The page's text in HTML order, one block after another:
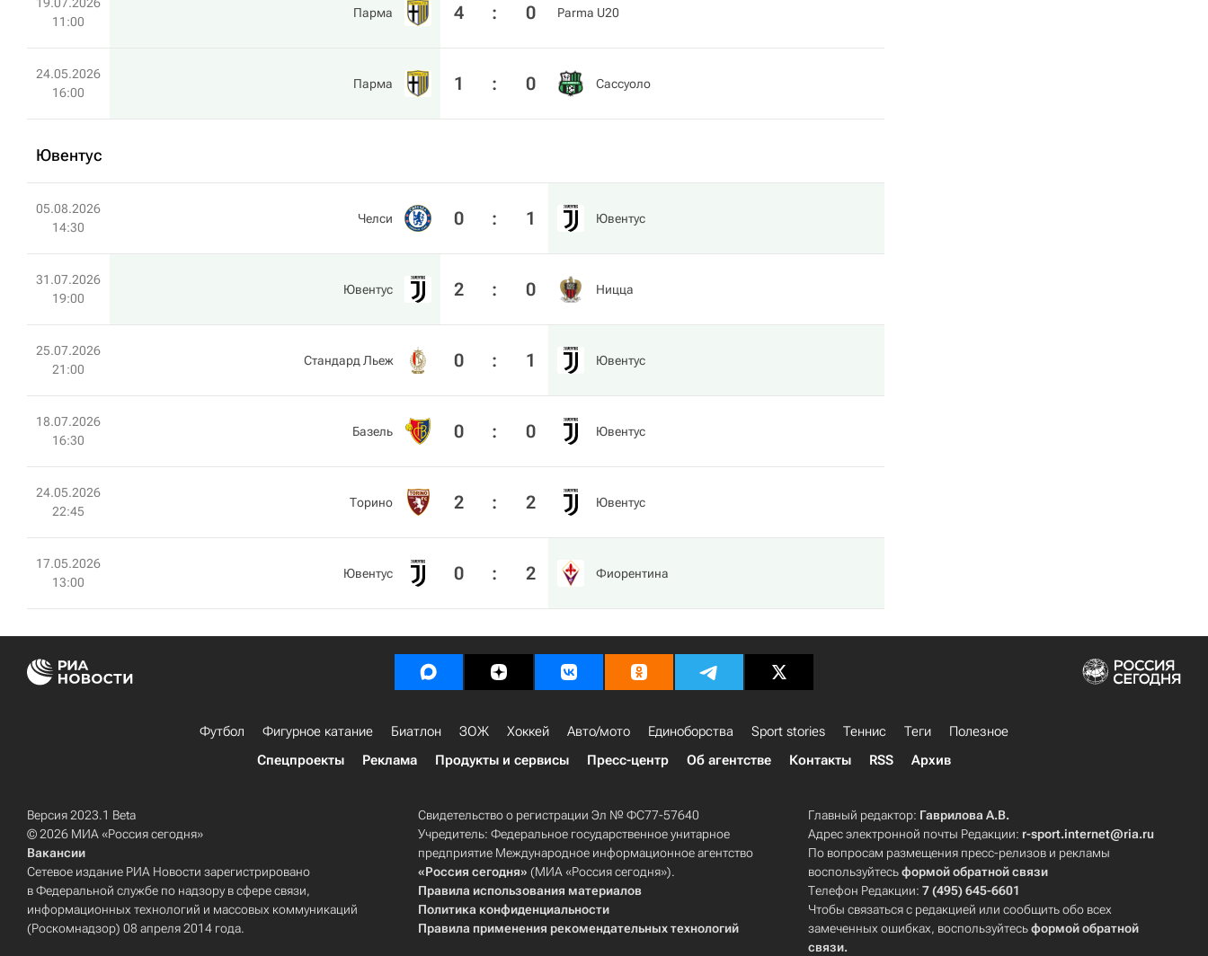
11:00
Парма 4 : 0 Parma U20
24.05.2026
16:00
Парма 1 : 0 Сассуоло
Ювентус
05.08.2026
14:30
Челси 0 : 1 Ювентус
31.07.2026
19:00
Ювентус 2 : 0 Ницца
25.07.2026
21:00
Стандард Льеж 0 : 1 Ювентус
18.07.2026
16:30
Базель 0 : 0 Ювентус
24.05.2026
22:45
Торино 2 : 2 Ювентус
17.05.2026
13:00
Ювентус 0 : 2 Фиорентина
Футбол Фигурное катание Биатлон ЗОЖ Хоккей Авто/мото Единоборства Sport stories Теннис Теги
Полезное
Спецпроекты
Реклама Продукты и сервисы Пресс-центр Об агентстве Контакты RSS Архив
Версия 2023.1 Beta
© 2026 МИА «Россия сегодня»
Вакансии
Сетевое издание РИА Новости зарегистрировано
в Федеральной службе по надзору в сфере связи,
информационных технологий и массовых коммуникаций
(Роскомнадзор) 08 апреля 2014 года.
Свидетельство о регистрации Эл № ФС77-57640
Учредитель: Федеральное государственное унитарное
предприятие Международное информационное агентство
«Россия сегодня» (МИА «Россия сегодня»).
Правила использования материалов
Политика конфиденциальности
Правила применения рекомендательных технологий
Главный редактор: Гаврилова А.В.
Адрес электронной почты Редакции: r-sport.internet@ria.ru
По вопросам размещения пресс-релизов и рекламы
воспользуйтесьформой обратной связи
Телефон Редакции:7 (495) 645-6601
Чтобы связаться с редакцией или сообщить обо всех
замеченных ошибках, воспользуйтесьформой обратной
связи.